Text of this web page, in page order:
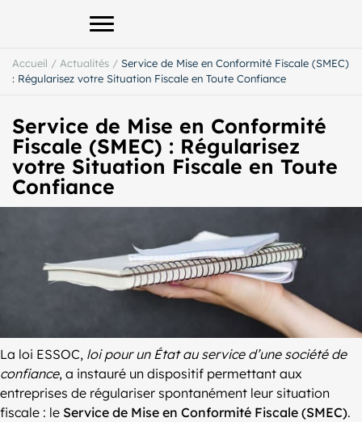
Afficher le menu principal
Accueil / Actualités / Service de Mise en Conformité Fiscale (SMEC)
: Régularisez votre Situation Fiscale en Toute Confiance
Service de Mise en Conformité
Fiscale (SMEC) : Régularisez
votre Situation Fiscale en Toute
Confiance
La loi ESSOC, loi pour un État au service d’une société de
confiance, a instauré un dispositif permettant aux
entreprises de régulariser spontanément leur situation
fiscale : le Service de Mise en Conformité Fiscale (SMEC).